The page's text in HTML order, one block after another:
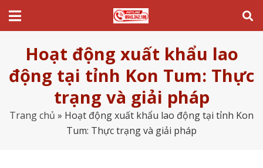
Hoạt động xuất khẩu lao
động tại tỉnh Kon Tum: Thực
trạng và giải pháp
Trang chủ » Hoạt động xuất khẩu lao động tại tỉnh Kon
Tum: Thực trạng và giải pháp